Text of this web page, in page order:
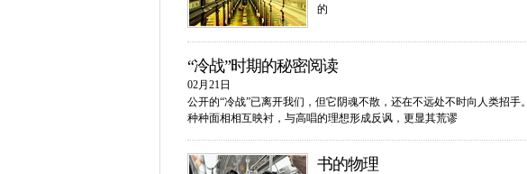
的
“冷战”时期的秘密阅读
02月21日
公开的“冷战”已离开我们，但它阴魂不散，还在不远处不时向人类招
种种面相相互映衬，与高唱的理想形成反讽，更显其荒谬
书的物理